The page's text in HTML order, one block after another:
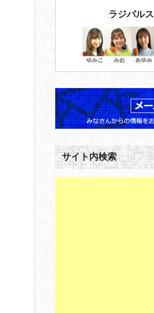
ラジパルス
サイト内検索